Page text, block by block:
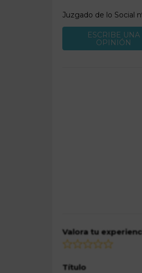
Juzgado de lo Social
ESCRIBE UNA
OPINIÓN
Valora tu
Título